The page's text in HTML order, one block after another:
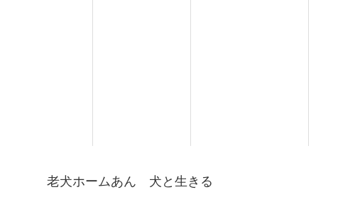
老犬ホームあん 犬と生きる